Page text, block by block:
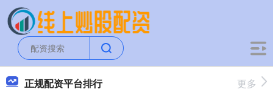
正规配资平台排行 更多